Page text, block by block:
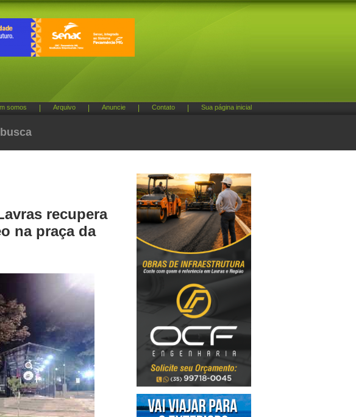
somos Arquivo Anuncie Contato Sua página inicial
busca
recupera
na praça da